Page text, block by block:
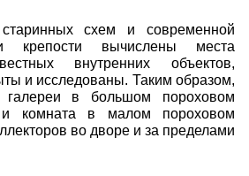
схем и современной
крепости вычислены места
внутренних объектов,
и исследованы. Таким образом,
в большом пороховом
и комната в малом пороховом
во дворе и за пределами